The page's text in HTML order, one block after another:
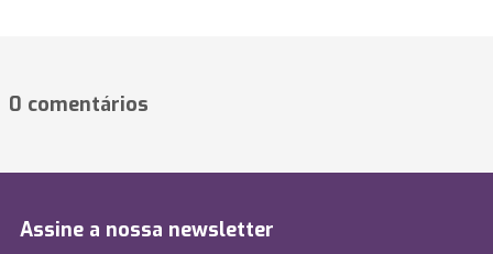
0 comentários
Assine a nossa newsletter